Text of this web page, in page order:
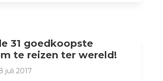
31 goedkoopste
te reizen ter wereld!
juli 2017